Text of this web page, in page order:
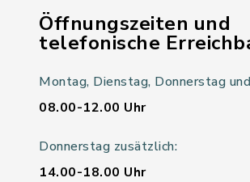
Öffnungszeiten und
telefonische
Montag, Dienstag, Donnerstag
08.00-12.00 Uhr
Donnerstag zusätzlich:
14.00-18.00 Uhr